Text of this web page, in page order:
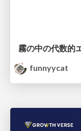
霧の中の代数的
funnyycat